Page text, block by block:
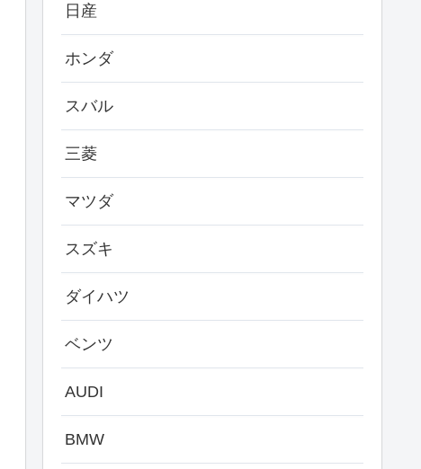
日産
ホンダ
スバル
三菱
マツダ
スズキ
ダイハツ
ベンツ
AUDI
BMW